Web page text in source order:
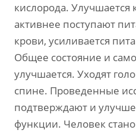
кислорода.
активнее поступают
крови, усиливается
Общее состояние и
улучшается. Уходят
спине. Проведенные
подтверждают и
функции. Человек